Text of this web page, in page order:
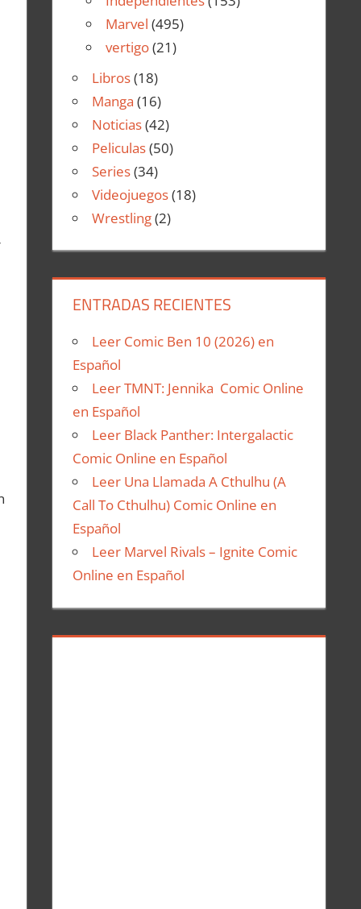
Marvel (495)
vertigo(21)
Libros(18)
Manga (16)
Noticias(42)
Peliculas(50)
Series(34)
Videojuegos(18)
Wrestling(2)
ENTRADAS RECIENTES
Leer Comic Ben 10 (2026) en
Español
Leer TMNT: Jennika Comic Online
en Español
Leer Black Panther: Intergalactic
Comic Online en Español
Leer Una Llamada A Cthulhu (A
Call To Cthulhu) Comic Online en
Español
Leer Marvel Rivals – Ignite Comic
Online en Español